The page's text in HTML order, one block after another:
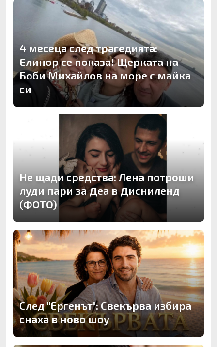
4 месеца след трагедията:
Елинор се показа! Щерката на
Боби Михайлов на море с майка
си
Не щади средства: Лена потроши
луди пари за Деа в Дисниленд
(ФОТО)
След "Ергенът": Свекърва избира
снаха в ново шоу